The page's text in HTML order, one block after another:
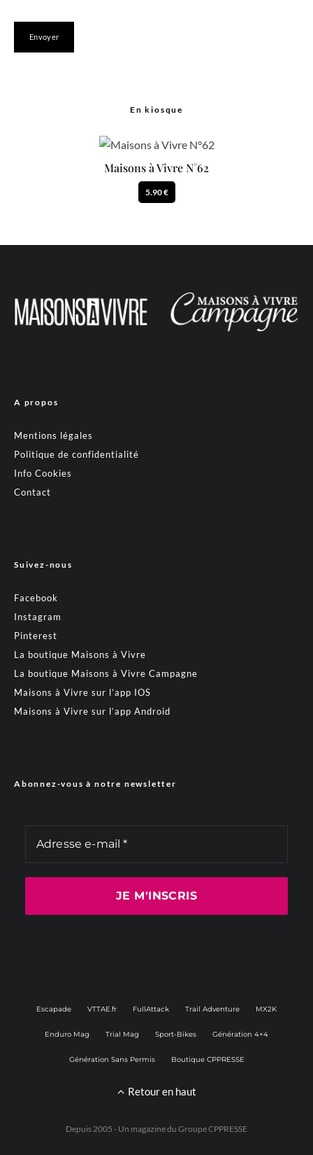
En kiosque
Maisons à Vivre N°62
5.90 €
A propos
Mentions légales
Politique de confidentialité
Info Cookies
Contact
Suivez-nous
Facebook
Instagram
Pinterest
La boutique Maisons à Vivre
La boutique Maisons à Vivre Campagne
Maisons à Vivre sur l’app IOS
Maisons à Vivre sur l’app Android
Abonnez-vous à notre newsletter
Escapade VTTAE.fr FullAttack Trail Adventure MX2K
Enduro Mag Trial Mag Sport-Bikes Génération 4×4
Génération Sans Permis Boutique CPPRESSE
Retour en haut
Depuis 2005 - Un magazine du Groupe CPPRESSE